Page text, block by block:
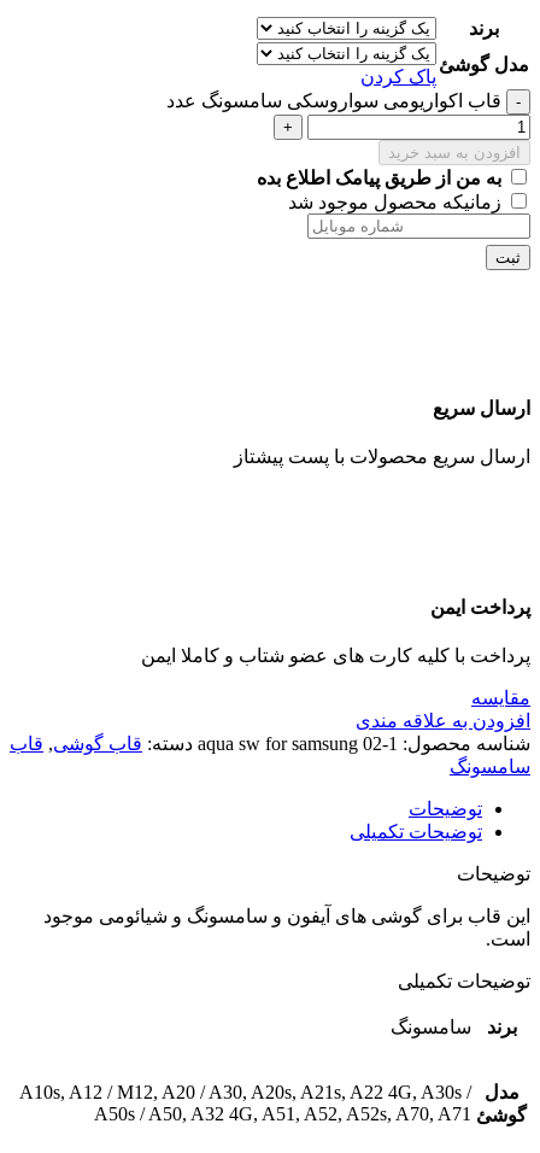
برند
مدل گوشئ
پاک کردن
قاب اکواریومی سواروسکی سامسونگ عدد
افزودن به سبد خرید
به من از طریق پیامک اطلاع بده
زمانیکه محصول موجود شد
ثبت
ارسال سریع
ارسال سریع محصولات با پست پیشتاز
پرداخت ایمن
پرداخت با کلیه کارت های عضو شتاب و کاملا ایمن
مقايسه
افزودن به علاقه مندی
شناسه محصول: aqua sw for samsung 02-1 دسته: قاب گوشی, قاب
سامسونگ
توضیحات
توضیحات تکمیلی
توضیحات
این قاب برای گوشی های آیفون و سامسونگ و شیائومی موجود
است.
توضیحات تکمیلی
برند سامسونگ
مدل
گوشئ
A10s, A12 / M12, A20 / A30, A20s, A21s, A22 4G, A30s /
A50s / A50, A32 4G, A51, A52, A52s, A70, A71